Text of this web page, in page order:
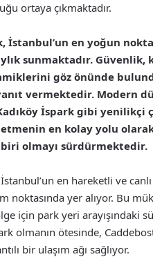
ortaya çıkmaktadır.
İstanbul’un en yoğun
sunmaktadır. Güvenlik,
göz önünde
vermektedir. Modern
İspark gibi
en kolay yolu
biri olmayı sürdürmektedir.
en hareketli ve
noktasında yer alıyor. Bu
için park yeri arayışındaki
olmanın ötesinde,
bir ulaşım ağı sağlıyor.